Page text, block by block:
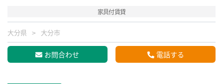
家具付賃貸
大分県 大分市
お問合わせ 電話する